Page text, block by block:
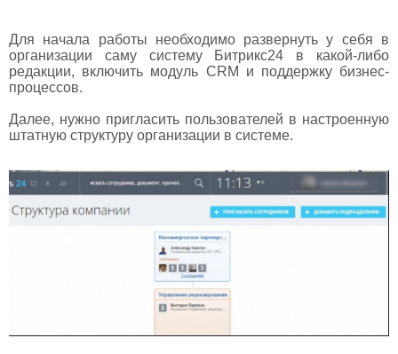
Для начала работы необходимо развернуть у себя в
организации саму систему Битрикс24 в какой-либо
редакции, включить модуль CRM и поддержку бизнес-
процессов.
Далее, нужно пригласить пользователей в настроенную
штатную структуру организации в системе.